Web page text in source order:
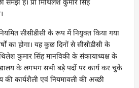
सीसीडीसी के रूप में नियुक्त किया गया
का होगा। यह कुछ दिनों से सीसीडीसी के
कुमार सिंह मानविकी के संकायाध्यक्ष के
के लगभग सभी बड़े पदों पर कार्य कर चुके
की कार्यशैली एवं नियमावली की अच्छी